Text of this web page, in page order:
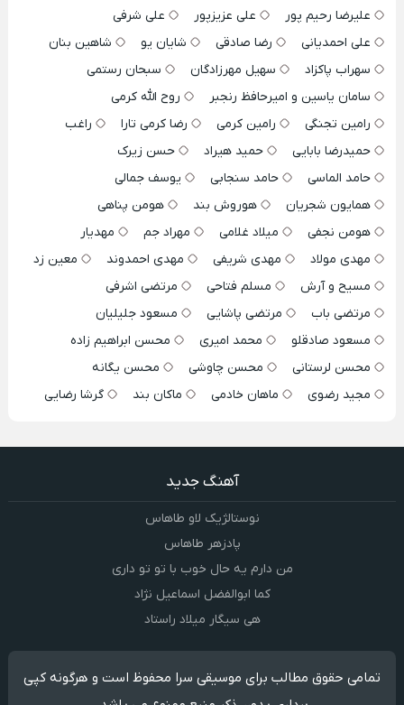
علیرضا رحیم پور
علی عزیزپور
علی شرفی
علی احمدیانی
رضا صادقی شایان یو
شاهین بنان
سهراب پاکزاد
سهیل مهرزادگان
سبحان رستمی
سامان یاسین و امیرحافظ رنجبر
روح الله کرمی
رامین تجنگی
رامین کرمی رضا کرمی تارا
راغب
حمیدرضا بابایی
حمید هیراد
حسن زیرک
حامد الماسی
حامد سنجابی
یوسف جمالی
همایون شجریان
هوروش بند
هومن پناهی
هومن نجفی
میلاد غلامی مهراد جم
مهدیار
مهدی مولاد
مهدی شریفی مهدی احمدوند
معین زد
مسیح و آرش
مسلم فتاحی
مرتضی اشرفی
مرتضی باب
مرتضی پاشایی
مسعود جلیلیان
مسعود صادقلو
محمد امیری
محسن ابراهیم زاده
محسن لرستانی
محسن چاوشی
محسن یگانه
مجید رضوی
ماهان خادمی ماکان بند گرشا رضایی
آهنگ جدید
نوستالژیک لاو طاهاس
پادزهر طاهاس
من دارم یه حال خوب با تو تو داری
کما ابوالفضل اسماعیل نژاد
هی سیگار میلاد راستاد
تمامی حقوق مطالب برای موسیقی سرا محفوظ است و هرگونه کپی